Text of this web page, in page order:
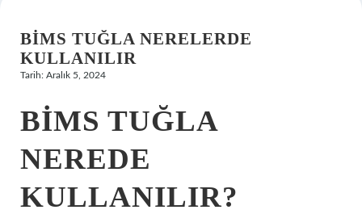
Hakkımızda
BIMS TUĞLA NERELERDE
KULLANILIR
Tarih: Aralık 5, 2024
BIMS TUĞLA
NEREDE
KULLANILIR?